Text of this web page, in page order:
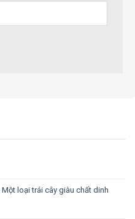
loại trái cây giàu chất dinh